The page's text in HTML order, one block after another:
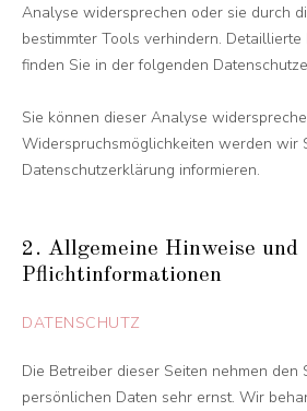
Analyse widersprechen oder sie durch
bestimmter Tools verhindern. Detaillierte
finden Sie in der folgenden
Sie können dieser Analyse
Widerspruchsmöglichkeiten werden wir
Datenschutzerklärung informieren.
2. Allgemeine Hinweise und
Pflichtinformationen
DATENSCHUTZ
Die Betreiber dieser Seiten nehmen den
persönlichen Daten sehr ernst. Wir